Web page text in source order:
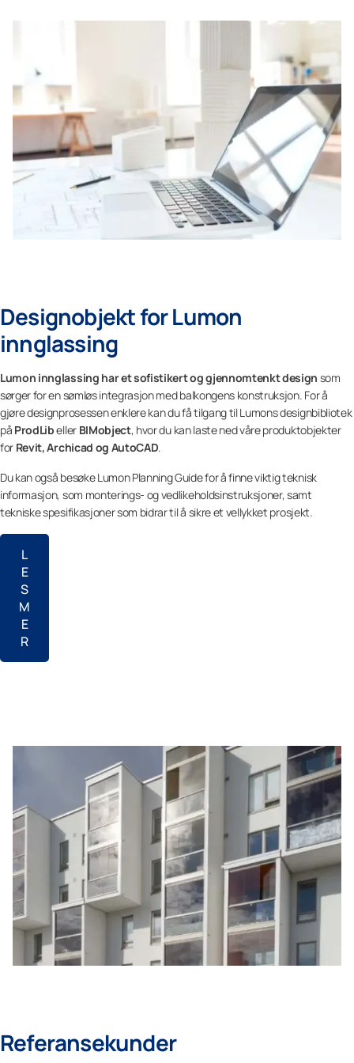
Designobjekt for Lumon
innglassing
Lumon innglassing har et sofistikert og gjennomtenkt design som
sørger for en sømløs integrasjon med balkongens konstruksjon. For å
gjøre designprosessen enklere kan du få tilgang til Lumons designbibliotek
på ProdLibeller BIMobject, hvor du kan laste ned våre produktobjekter
for Revit, Archicad og AutoCAD.
Du kan også besøke Lumon Planning Guide for å finne viktig teknisk
informasjon, som monterings- og vedlikeholdsinstruksjoner, samt
tekniske spesifikasjoner som bidrar til å sikre et vellykket prosjekt.
L
E
S
M
E
R
Referansekunder